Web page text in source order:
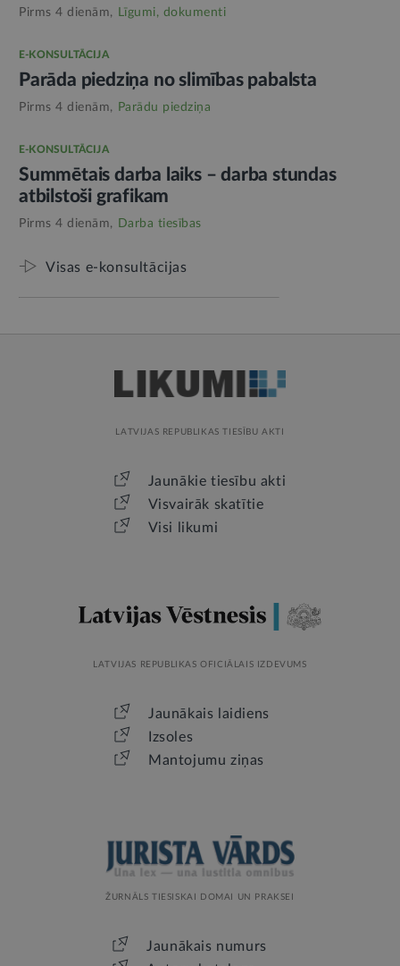
Pirms 4 dienām, Līgumi, dokumenti
E-KONSULTĀCIJA
Parāda piedziņa no slimības pabalsta
Pirms 4 dienām, Parādu piedziņa
E-KONSULTĀCIJA
Summētais darba laiks – darba stundas
atbilstoši grafikam
Pirms 4 dienām, Darba tiesības
Visas e-konsultācijas
LATVIJAS REPUBLIKAS TIESĪBU AKTI
Jaunākie tiesību akti
Visvairāk skatītie
Visi likumi
LATVIJAS REPUBLIKAS OFICIĀLAIS IZDEVUMS
Jaunākais laidiens
Izsoles
Mantojumu ziņas
ŽURNĀLS TIESISKAI DOMAI UN PRAKSEI
Jaunākais numurs